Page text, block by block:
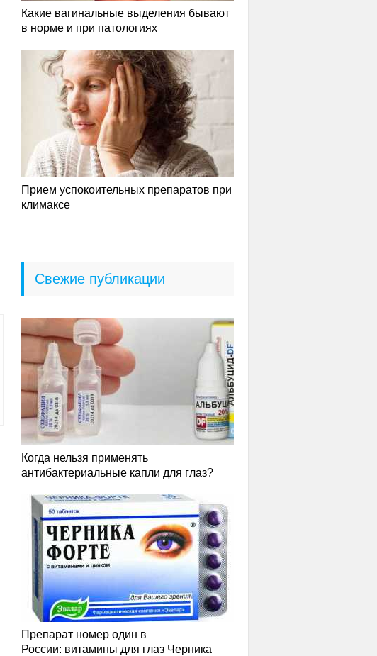
Какие вагинальные выделения бывают
в норме и при патологиях
Прием успокоительных препаратов при
климаксе
Свежие публикации
Когда нельзя применять
антибактериальные капли для глаз?
Препарат номер один в
России: витамины для глаз Черника